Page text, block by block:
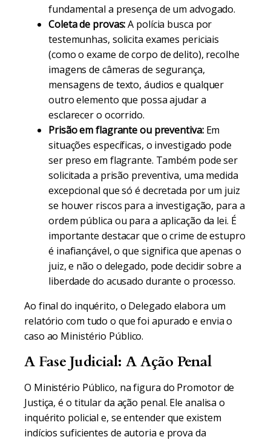
fundamental a presença de um advogado.
Coleta de provas:A polícia busca por
testemunhas, solicita exames periciais
(como o exame de corpo de delito), recolhe
imagens de câmeras de segurança,
mensagens de texto, áudios e qualquer
outro elemento que possa ajudar a
esclarecer o ocorrido.
Prisão em flagrante ou preventiva:Em
situações específicas, o investigado pode
ser preso em flagrante. Também pode ser
solicitada a prisão preventiva, uma medida
excepcional que só é decretada por um juiz
se houver riscos para a investigação, para a
ordem pública ou para a aplicação da lei. É
importante destacar que o crime de estupro
é inafiançável, o que significa que apenas o
juiz, e não o delegado, pode decidir sobre a
liberdade do acusado durante o processo.
Ao final do inquérito, o Delegado elabora um
relatório com tudo o que foi apurado e envia o
caso ao Ministério Público.
A Fase Judicial: A Ação Penal
O Ministério Público, na figura do Promotor de
Justiça, é o titular da ação penal. Ele analisa o
inquérito policial e, se entender que existem
indícios suficientes de autoria e prova da